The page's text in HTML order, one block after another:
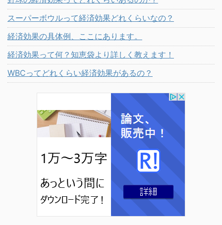
スーパーボウルって経済効果どれくらいなの？
経済効果の具体例、ここにあります。
経済効果って何？知恵袋より詳しく教えます！
WBCってどれくらい経済効果があるの？